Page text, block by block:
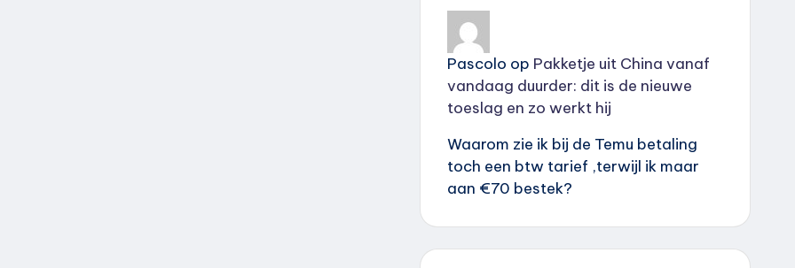
Pascolo op Pakketje uit China vanaf
vandaag duurder: dit is de nieuwe
toeslag en zo werkt hij
Waarom zie ik bij de Temu betaling
toch een btw tarief ,terwijl ik maar
aan €70 bestek?